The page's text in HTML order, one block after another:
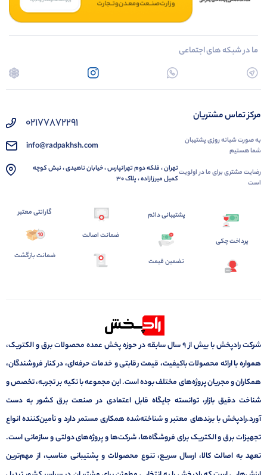
ما در شبکه های اجتماعی
مرکز تماس مشتریان
به صورت شبانه روزی پشتیبان
شما هستیم
رضایت مشتری برای ما در اولویت
است
02177872291
info@radpakhsh.com
تهران ، فلکه دوم تهرانپارس ، خیابان ناهیدی ، نبش کوچه
کمیل میرزازاده ، پلاک 30
پرداخت چکی
پشتیبانی دائم
تضمین قیمت
ضمانت اصالت
گارانتی معتبر
ضمانت بازگشت
شرکت رادپخش با بیش از ۹ سال سابقه در حوزه پخش عمده محصولات برق و الکتریک،
همواره با ارائه محصولات باکیفیت، قیمت رقابتی و خدمات حرفه‌ای، در کنار فروشندگان،
همکاران و مجریان پروژه‌های مختلف بوده است. این مجموعه با تکیه بر تجربه، تخصص و
شناخت دقیق بازار، توانسته جایگاه قابل اعتمادی در صنعت برق کشور به دست
آورد.رادپخش با برندهای معتبر و شناخته‌شده همکاری مستمر دارد و تأمین‌کننده انواع
تجهیزات برق و الکتریک برای فروشگاه‌ها، شرکت‌ها و پروژه‌های دولتی و سازمانی است.
تعهد به اصالت کالا، ارسال سریع، تنوع محصولات و پشتیبانی مناسب، از مهم‌ترین